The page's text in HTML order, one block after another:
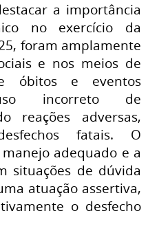
a importância
no exercício da
foram amplamente
e nos meios de
óbitos e eventos
incorreto de
reações adversas,
fatais. O
adequado e a
situações de dúvida
atuação assertiva,
o desfecho